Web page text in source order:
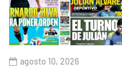
agosto 10, 2026